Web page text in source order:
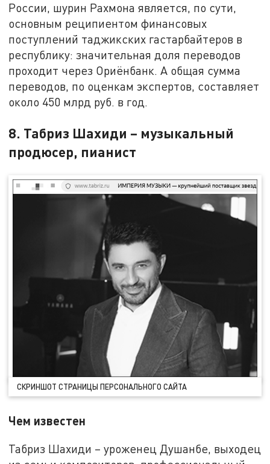
России, шурин Рахмона является, по сути,
основным реципиентом финансовых
поступлений таджикских гастарбайтеров в
республику: значительная доля переводов
проходит через Ориёнбанк. А общая сумма
переводов, по оценкам экспертов, составляет
около 450 млрд руб. в год.
8. Табриз Шахиди – музыкальный
продюсер, пианист
СКРИНШОТ СТРАНИЦЫ ПЕРСОНАЛЬНОГО САЙТА
Чем известен
Табриз Шахиди – уроженец Душанбе, выходец